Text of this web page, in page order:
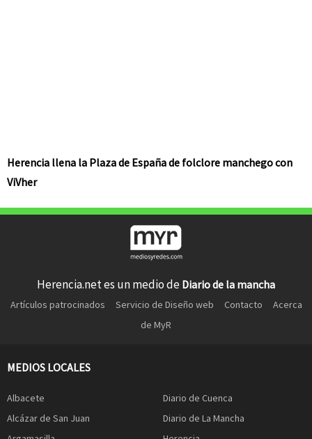
Herencia llena la Plaza de España de folclore manchego con
ViVher
Herencia.net es un medio de Diario de la mancha
Artículos patrocinados Servicio de Diseño web Contacto
Acerca
de MyR
MEDIOS LOCALES
Albacete
Alcázar de San Juan
Diario de Cuenca
Diario de La Mancha